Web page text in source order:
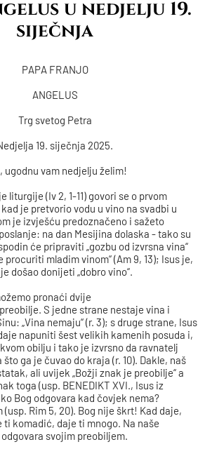
u nedjelju 19.
siječnja
PAPA FRANJO
ANGELUS
Trg svetog Petra
19. siječnja 2025.
ugodnu vam nedjelju želim!
liturgije (Iv 2, 1-11) govori se o prvom
je pretvorio vodu u vino na svadbi u
je izvješću predoznačeno i sažeto
na dan Mesijina dolaska - tako su
će pripraviti „gozbu od izvrsna vina“
procuriti mladim vinom“ (Am 9, 13); Isus je,
došao donijeti „dobro vino“.
pronaći dvije
S jedne strane nestaje vina i
„Vina nemaju“ (r. 3); s druge strane, Isus
napuniti šest velikih kamenih posuda i,
obilju i tako je izvrsno da ravnatelj
ga je čuvao do kraja (r. 10). Dakle, naš
ali uvijek „Božji znak je preobilje“ a
toga (usp. BENEDIKT XVI., Isus iz
Bog odgovara kad čovjek nema?
(usp. Rim 5, 20). Bog nije škrt! Kad daje,
ti komadić, daje ti mnogo. Na naše
svojim preobiljem.